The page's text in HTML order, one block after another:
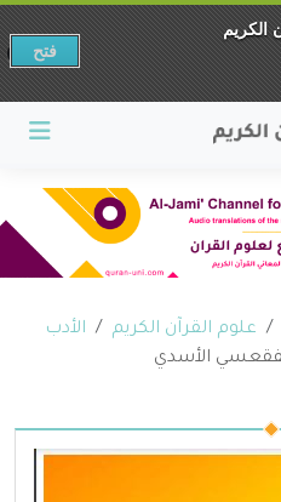
علوم القرآن الكريم
الأدب
الأسدي
الكريم
فتح